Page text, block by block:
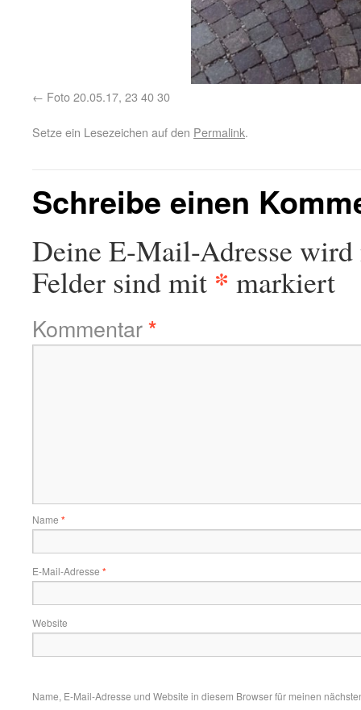
Foto 20.05.17, 23 40 30
Setze ein Lesezeichen auf den Permalink.
Schreibe einen
Deine E-Mail-Adresse
Felder sind mit * markiert
Kommentar*
Name *
E-Mail-Adresse *
Website
Name, E-Mail-Adresse und Website in diesem Browser für meinen